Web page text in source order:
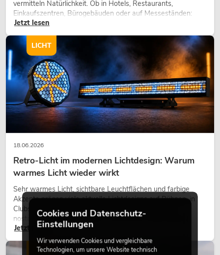
vermitteln Natürlichkeit. Ob in Hotels, Restaurants,
Einkaufszentren, Bürogebäuden oder auf Messeständen:
eine hochwertige Begrünung gehört heute längst zum
Jetzt lesen
18.06.2026
Retro-Licht im modernen Lichtdesign: Warum
warmes Licht wieder wirkt
Sehr warmes Licht, sichtbare Leuchtflächen und farbige
Akzente prägen viele aktuelle Lichtdesigns auf Bühnen, in
Clubs und bei Events. Retro-Licht ist dabei kein rein
nostalgischer Effekt, sondern ein bewusst eingesetztes
Gestaltungsmittel: Es schafft Atmosphäre, gibt Szenen
Charakter und kann technische LED-Setups emotionaler
wirken lassen.
Jetzt lesen
LICHT
LICHT
Cookies und Datenschutz-
Einstellungen
Wir verwenden Cookies und vergleichbare
Technologien, um unsere Website technisch